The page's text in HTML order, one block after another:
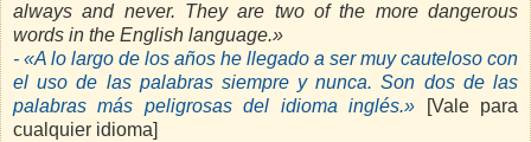
always and never. They are two of the more dangerous
words in the English language.»
- «A lo largo de los años he llegado a ser muy cauteloso con
el uso de las palabras siempre y nunca. Son dos de las
palabras más peligrosas del idioma inglés.»
[Vale para
cualquier idioma]